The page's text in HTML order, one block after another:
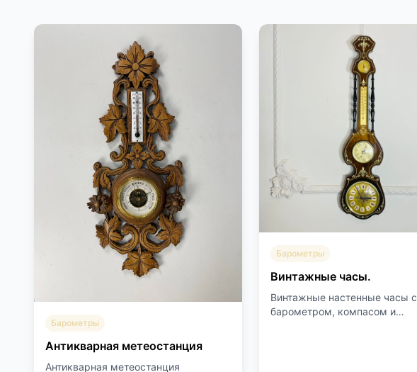
Барометры
Антикварная метеостанция
Антикварная метеостанция
Барометры
Винтажные часы.
Винтажные настенные часы с
барометром, компасом и